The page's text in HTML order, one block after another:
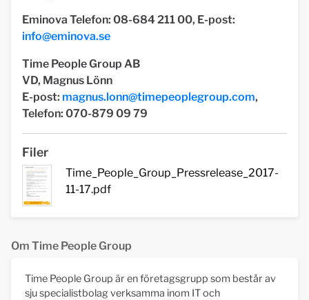
Eminova Telefon: 08-684 211 00, E-post:
info@eminova.se
Time People Group AB
VD, Magnus Lönn
E-post: magnus.lonn@timepeoplegroup.com,
Telefon: 070-879 09 79
Filer
Time_People_Group_Pressrelease_2017-
11-17.pdf
Om Time People Group
Time People Group är en företagsgrupp som består av
sju specialistbolag verksamma inom IT och